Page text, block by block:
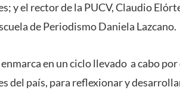
y el rector de la PUCV, Claudio
de Periodismo Daniela Lazcano.
en un ciclo llevado a cabo
del país, para reflexionar y